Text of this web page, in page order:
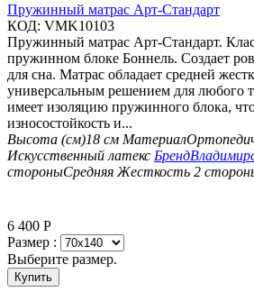
Пружинный матрас Арт-Стандарт
КОД: VMK10103
Пружинный матрас Арт-Стандарт.
пружинном блоке Боннель. Создает
для сна. Матрас обладает средней
универсальным решением для любого
имеет изоляцию пружинного блока,
износостойкость и...
Высота (см)18 см Материал
Искусственный латекс Бренд
стороныСредняя Жесткость 2
6 400 Р
Размер :
Выберите размер.
Купить